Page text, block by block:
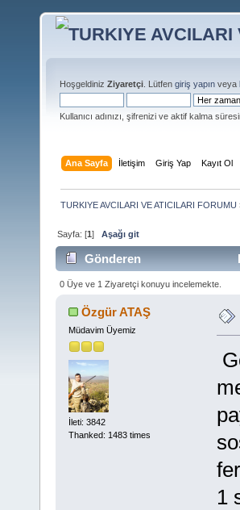
Hoşgeldiniz Ziyaretçi . Lütfen giriş yapın veya
Kullanıcı adınızı, şifrenizi ve aktif kalma
Ana Sayfa İletişim Giriş Yap Kayıt Ol
TURKIYE AVCILARI VE ATICILARI FORUMU
Sayfa: [1]Aşağı git
Gönderen
0 Üye ve 1 Ziyaretçi konuyu incelemekte.
Özgür ATAŞ
Müdavim Üyemiz
İleti: 3842
Thanked: 1483 times
1